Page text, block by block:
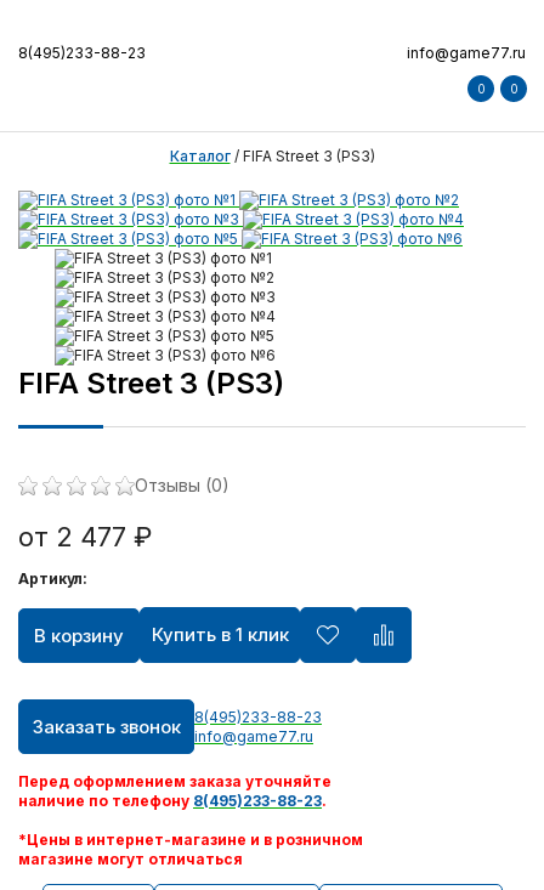
8(495)233-88-23 info@game77.ru
0 0
Каталог/ FIFA Street 3 (PS3)
FIFA Street 3 (PS3)
Отзывы (0)
от 2 477 ₽
Артикул:
В корзину Купить в 1 клик
Заказать звонок
8(495)233-88-23
info@game77.ru
Перед оформлением заказа уточняйте
наличие по телефону 8(495)233-88-23.
*Цены в интернет-магазине и в розничном
магазине могут отличаться